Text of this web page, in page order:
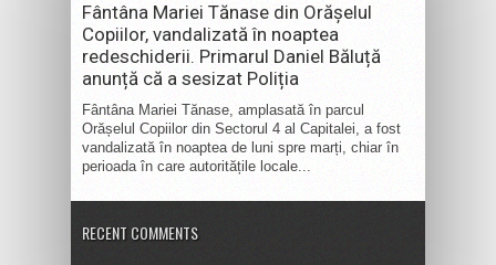
Fântâna Mariei Tănase din Orășelul
Copiilor, vandalizată în noaptea
redeschiderii. Primarul Daniel Băluță
anunță că a sesizat Poliția
Fântâna Mariei Tănase, amplasată în parcul
Orășelul Copiilor din Sectorul 4 al Capitalei, a fost
vandalizată în noaptea de luni spre marți, chiar în
perioada în care autoritățile locale...
RECENT COMMENTS